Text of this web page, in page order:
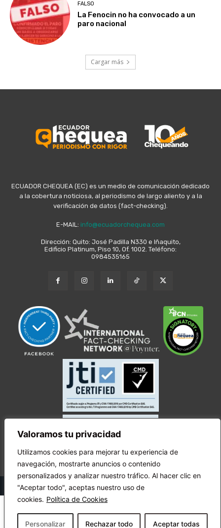
Valoramos tu privacidad
Utilizamos cookies para mejorar tu experiencia de
navegación, mostrarte anuncios o contenido
personalizados y analizar nuestro tráfico. Al hacer clic en
"Aceptar todo", aceptas nuestro uso de
cookies. Política de Cookies
Personalizar Rechazar todo Aceptar todas
FALSO
La Fenocin no ha convocado a un
paro nacional
Cargar más
ECUADOR CHEQUEA (EC) es un medio de comunicación dedicado
a la cobertura noticiosa, al periodismo de largo aliento y a la
verificación de datos (fact-checking).
E-MAIL: info@ecuadorchequea.com
Dirección: Quito: José Padilla N330 e Iñaquito,
Edificio Platinum, Piso 10, Of. 1002. Teléfono:
0984535165
© Copyright Ecuador Chequea 2025.
¡Apóyanos!